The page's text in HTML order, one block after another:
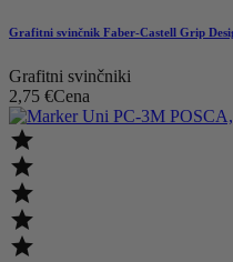
Grafitni svinčnik Faber-Castell Grip
Grafitni svinčniki
2,75 €Cena




